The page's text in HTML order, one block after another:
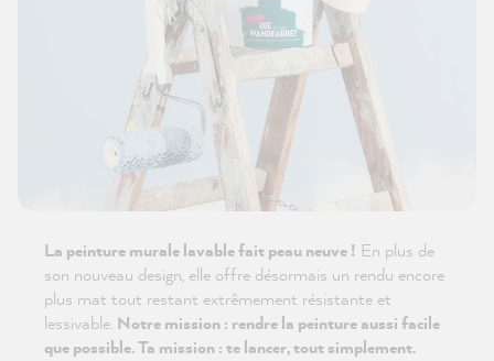
La peinture murale lavable fait peau neuve ! En plus de
son nouveau design, elle offre désormais un rendu encore
plus mat tout restant extrêmement résistante et
lessivable. Notre mission : rendre la peinture aussi facile
que possible. Ta mission : te lancer, tout simplement.